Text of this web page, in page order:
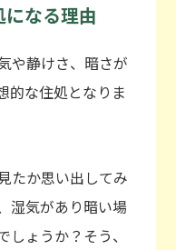
なる理由
や静けさ、暗さが
的な住処となりま
たか思い出してみ
湿気があり暗い場
ょうか？そう、